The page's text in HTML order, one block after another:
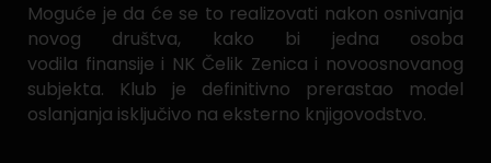
Moguće je da će se to realizovati nakon osnivanja
novog društva, kako bi jedna osoba
vodila finansije i NK Čelik Zenica i novoosnovanog
subjekta. Klub je definitivno prerastao model
oslanjanja isključivo na eksterno knjigovodstvo.